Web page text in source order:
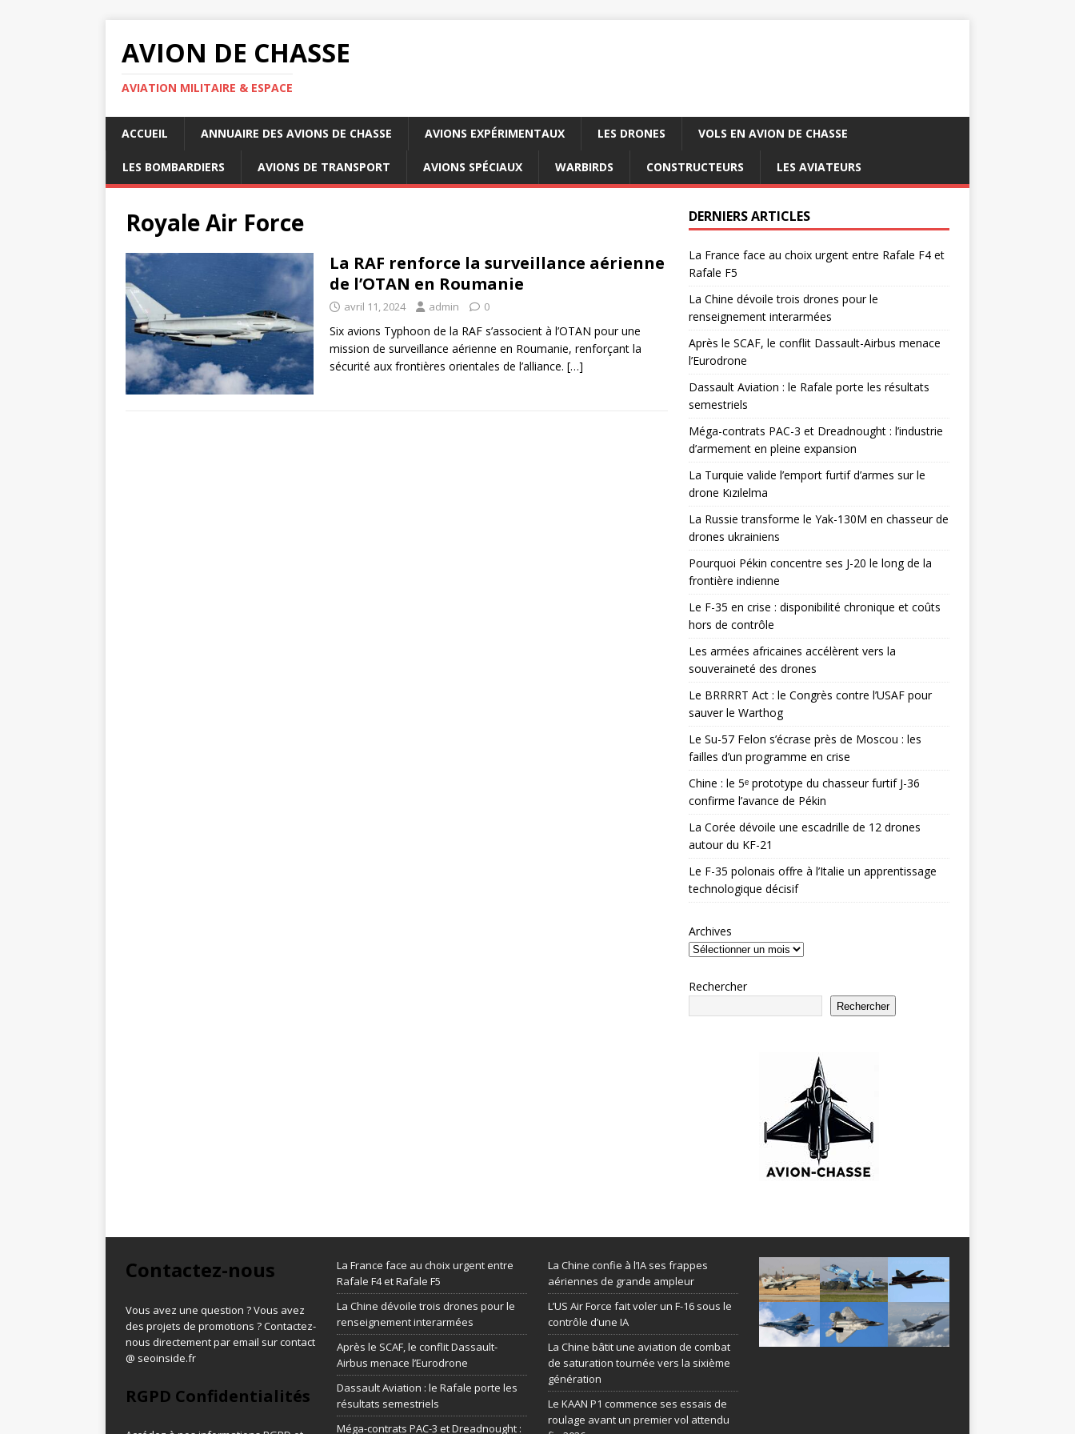
AVION DE CHASSE
AVIATION MILITAIRE & ESPACE
ACCUEIL ANNUAIRE DES AVIONS DE CHASSE AVIONS EXPÉRIMENTAUX LES DRONES VOLS EN AVION DE CHASSE
LES BOMBARDIERS AVIONS DE TRANSPORT AVIONS SPÉCIAUX WARBIRDS CONSTRUCTEURS LES AVIATEURS
Royale Air Force
La RAF renforce la surveillance aérienne
de l’OTAN en Roumanie
avril 11, 2024 admin 0
Six avions Typhoon de la RAF s’associent à l’OTAN pour une
mission de surveillance aérienne en Roumanie, renforçant la
sécurité aux frontières orientales de l’alliance. […]
DERNIERS ARTICLES
La France face au choix urgent entre Rafale F4 et
Rafale F5
La Chine dévoile trois drones pour le
renseignement interarmées
Après le SCAF, le conflit Dassault-Airbus menace
l’Eurodrone
Dassault Aviation : le Rafale porte les résultats
semestriels
Méga-contrats PAC-3 et Dreadnought : l’industrie
d’armement en pleine expansion
La Turquie valide l’emport furtif d’armes sur le
drone Kızılelma
La Russie transforme le Yak-130M en chasseur de
drones ukrainiens
Pourquoi Pékin concentre ses J-20 le long de la
frontière indienne
Le F-35 en crise : disponibilité chronique et coûts
hors de contrôle
Les armées africaines accélèrent vers la
souveraineté des drones
Le BRRRRT Act : le Congrès contre l’USAF pour
sauver le Warthog
Le Su-57 Felon s’écrase près de Moscou : les
failles d’un programme en crise
Chine : le 5ᵉ prototype du chasseur furtif J-36
confirme l’avance de Pékin
La Corée dévoile une escadrille de 12 drones
autour du KF-21
Le F-35 polonais offre à l’Italie un apprentissage
technologique décisif
Archives
Rechercher
Rechercher
Contactez-nous
Vous avez une question ? Vous avez
des projets de promotions ? Contactez-
nous directement par email sur contact
@ seoinside.fr
RGPD Confidentialités
La France face au choix urgent entre
Rafale F4 et Rafale F5
La Chine dévoile trois drones pour le
renseignement interarmées
Après le SCAF, le conflit Dassault-
Airbus menace l’Eurodrone
Dassault Aviation : le Rafale porte les
résultats semestriels
Méga-contrats PAC-3 et Dreadnought :
La Chine confie à l’IA ses frappes
aériennes de grande ampleur
L’US Air Force fait voler un F-16 sous le
contrôle d’une IA
La Chine bâtit une aviation de combat
de saturation tournée vers la sixième
génération
Le KAAN P1 commence ses essais de
roulage avant un premier vol attendu